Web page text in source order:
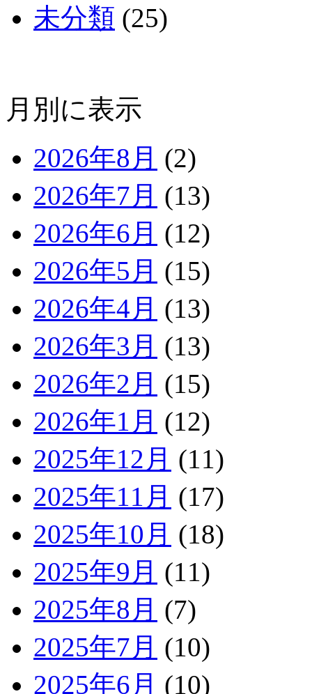
未分類 (25)
月別に表示
2026年8月 (2)
2026年7月 (13)
2026年6月 (12)
2026年5月 (15)
2026年4月 (13)
2026年3月 (13)
2026年2月 (15)
2026年1月 (12)
2025年12月 (11)
2025年11月 (17)
2025年10月 (18)
2025年9月 (11)
2025年8月 (7)
2025年7月 (10)
2025年6月 (10)